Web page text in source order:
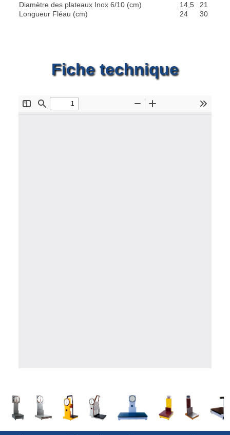
Diamètre des plateaux Inox 6/10 (cm)
14,5
21
Longueur Fléau (cm)
24 30
Fiche technique